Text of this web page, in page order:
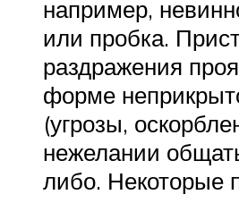
например,
или пробка.
раздражения
форме
(угрозы,
нежелании
либо. Некоторые